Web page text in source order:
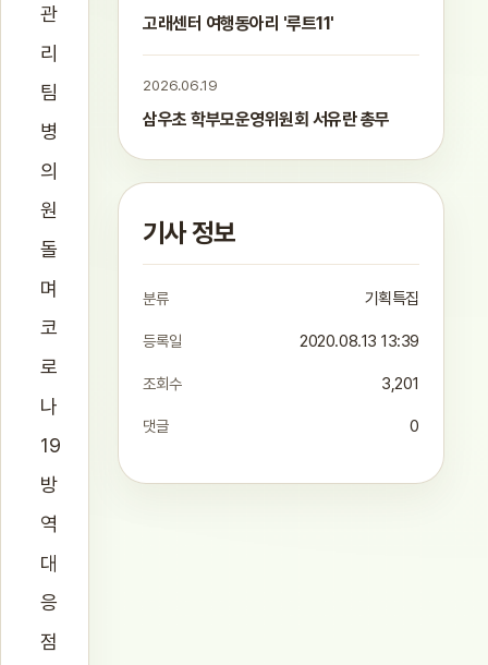
관
리
팀
병
의
원
돌
며
코
로
나
19
방
역
대
응
점
고래센터 여행동아리 '루트11'
2026.06.19
삼우초 학부모운영위원회 서유란 총무
기사 정보
분류 기획특집
등록일 2020.08.13 13:39
조회수 3,201
댓글 0